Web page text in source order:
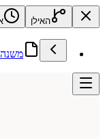
האילן אחרונות
משנה תורה833